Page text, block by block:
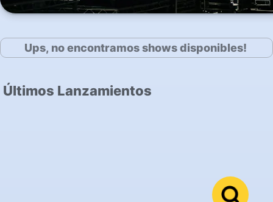
Ups, no encontramos shows disponibles!
Últimos Lanzamientos